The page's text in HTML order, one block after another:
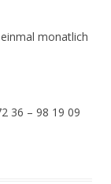
monatlich
36 – 98 19 09